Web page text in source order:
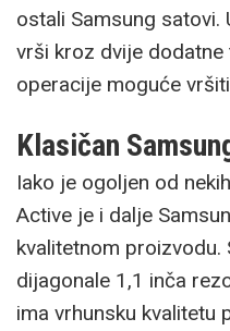
ostali Samsung satovi.
vrši kroz dvije dodatne
operacije moguće
Klasičan
Iako je ogoljen od
Active je i dalje
kvalitetnom proizvodu.
dijagonale 1,1 inča
ima vrhunsku kvalitetu